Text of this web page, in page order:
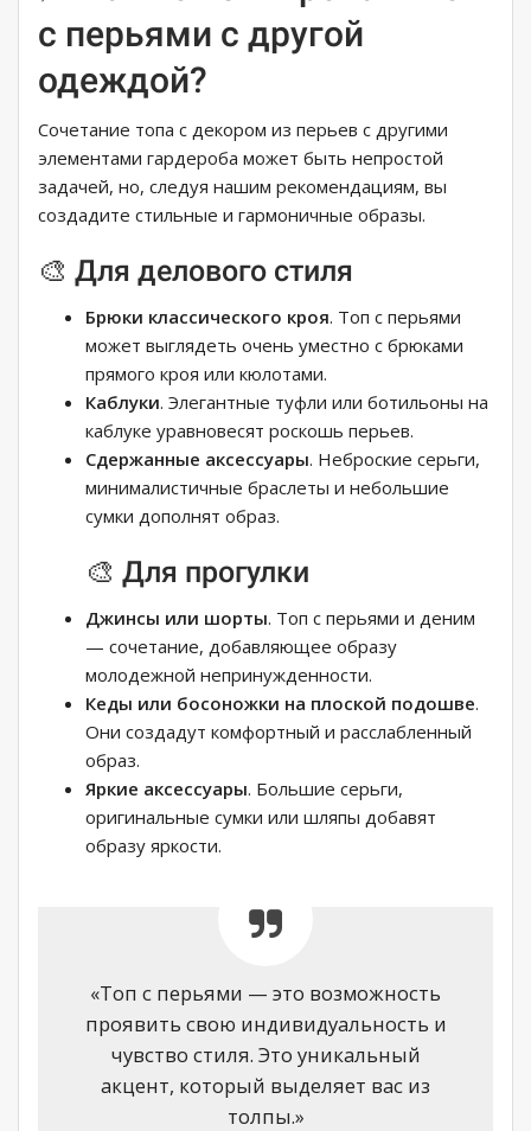
с перьями с другой
одеждой?
Сочетание топа с декором из перьев с другими
элементами гардероба может быть непростой
задачей, но, следуя нашим рекомендациям, вы
создадите стильные и гармоничные образы.
🎨 Для делового стиля
Брюки классического кроя. Топ с перьями
может выглядеть очень уместно с брюками
прямого кроя или кюлотами.
Каблуки. Элегантные туфли или ботильоны на
каблуке уравновесят роскошь перьев.
Сдержанные аксессуары. Неброские серьги,
минималистичные браслеты и небольшие
сумки дополнят образ.
🎨 Для прогулки
Джинсы или шорты. Топ с перьями и деним
— сочетание, добавляющее образу
молодежной непринужденности.
Кеды или босоножки на плоской подошве.
Они создадут комфортный и расслабленный
образ.
Яркие аксессуары. Большие серьги,
оригинальные сумки или шляпы добавят
образу яркости.
«Топ с перьями — это возможность
проявить свою индивидуальность и
чувство стиля. Это уникальный
акцент, который выделяет вас из
толпы.»